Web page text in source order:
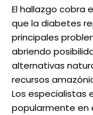
El hallazgo cobra
que la diabetes
principales
abriendo
alternativas
recursos
Los especialistas
popularmente en